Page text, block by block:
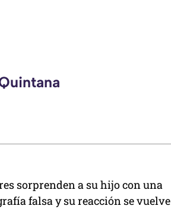
sorprenden a su hijo con una
falsa y su reacción se vuelve